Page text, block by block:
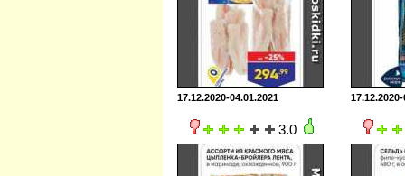
17.12.2020-04.01.2021
3.0